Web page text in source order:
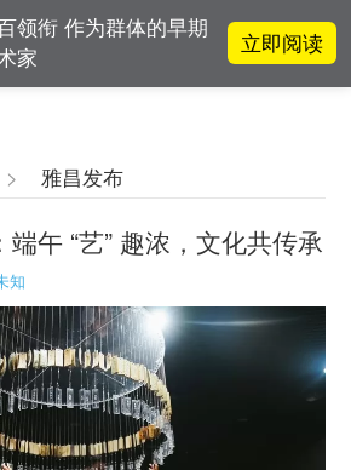
领衔 作为群体的早期
家
立即阅读
参与构建上海艺术生
立即阅读
> 雅昌发布
午 “艺” 趣浓，文化共传承
知